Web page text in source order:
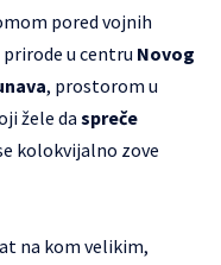
pored vojnih
prirode u centru Novog
, prostorom u
žele da spreče
kolokvijalno zove
na kom velikim,